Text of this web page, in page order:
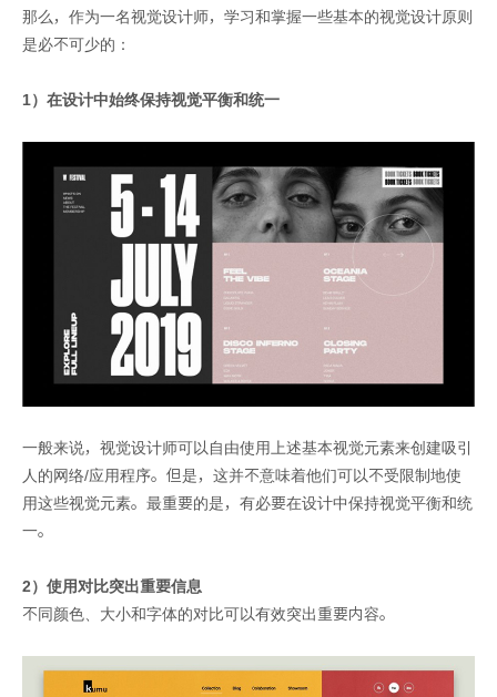
那么，作为一名视觉设计师，学习和掌握一些基本的视觉设计原则
是必不可少的：
1）在设计中始终保持视觉平衡和统一
一般来说，视觉设计师可以自由使用上述基本视觉元素来创建吸引
人的网络/应用程序。但是，这并不意味着他们可以不受限制地使
用这些视觉元素。最重要的是，有必要在设计中保持视觉平衡和统
一。
2）使用对比突出重要信息
不同颜色、大小和字体的对比可以有效突出重要内容。